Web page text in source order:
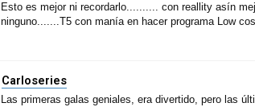
Esto es mejor ni recordarlo.......... con reallity asín
ninguno.......T5 con manía en hacer programa Low
Carloseries
Las primeras galas geniales, era divertido, pero las